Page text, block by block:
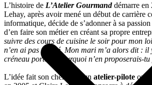
L’histoire de L’Atelier Gourmanddémarre en
Lehay, après avoir mené un début de carrière
informatique, décide de s’adonner à sa
d’en faire son métier en créant sa propre
suivre des cours de cuisine le soir pour mon
n’en ai pas trouvé. Mon mari m’a alors dit : il
créneau porteur, pourquoi n’en proposerais-
L’idée fait son chemin et un atelier-pilote